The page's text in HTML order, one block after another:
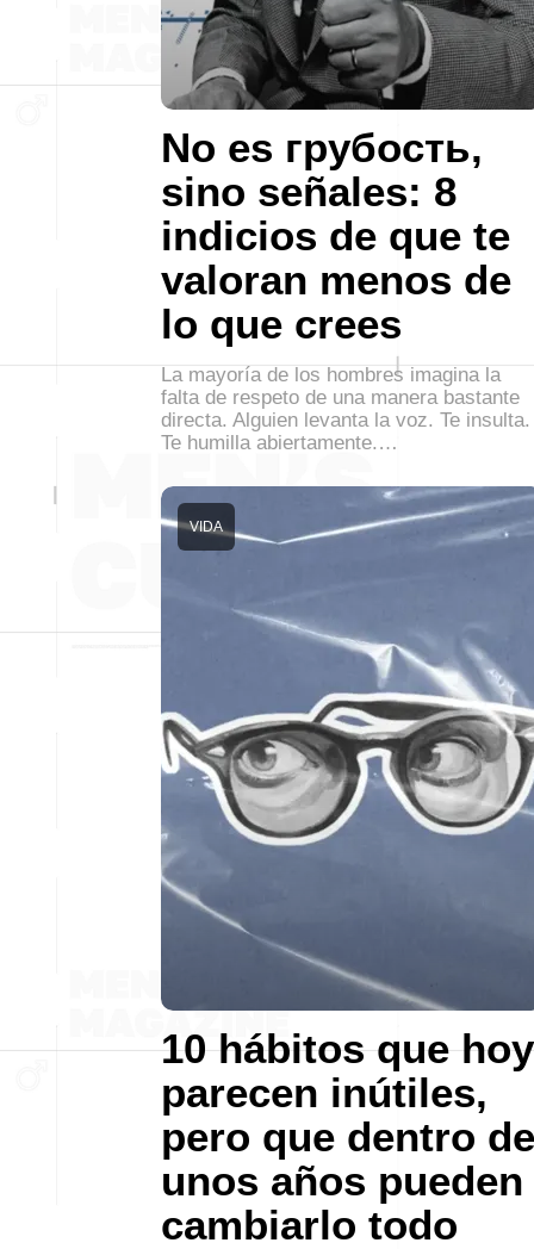
No es грубость,
sino señales: 8
indicios de que te
valoran menos de
lo que crees
La mayoría de los hombres imagina la
falta de respeto de una manera bastante
directa. Alguien levanta la voz. Te insulta.
Te humilla abiertamente.…
10 hábitos que hoy
parecen inútiles,
pero que dentro de
unos años pueden
cambiarlo todo
VIDA